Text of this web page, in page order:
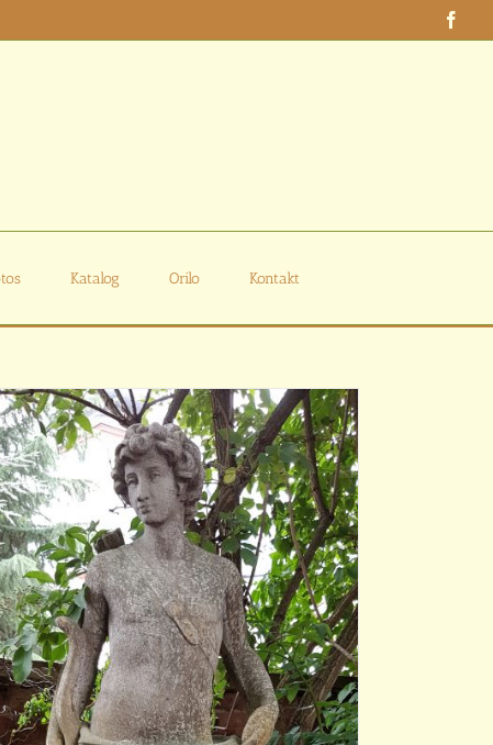
Katalog Orilo Kontakt